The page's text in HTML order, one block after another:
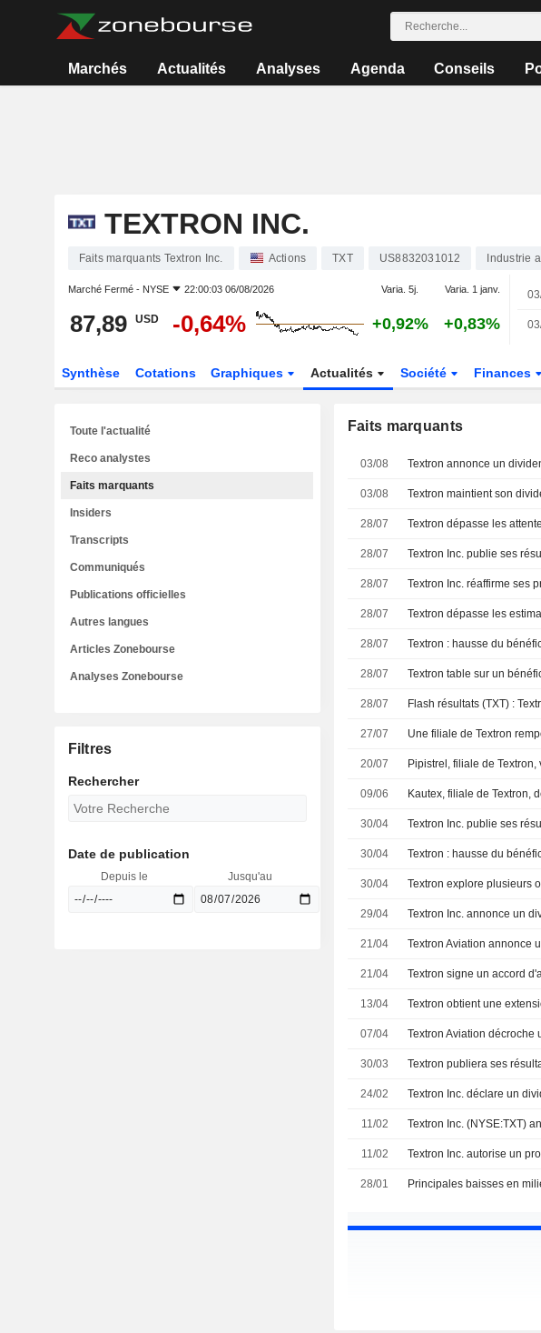
Marchés Actualités Analyses Agenda Conseils
TEXTRON INC.
Faits marquants Textron Inc. Actions TXT US8832031012 Industrie
Marché Fermé - NYSE 22:00:03 06/08/2026 Varia. 5j. Varia. 1 janv.
87,89 USD -0,64% +0,92% +0,83%
Synthèse Cotations Graphiques Actualités Société Finances
Faits marquants
03/08 Textron annonce un
03/08
28/07
28/07
28/07 Textron Inc. réaffirme ses
28/07
28/07
28/07
28/07
27/07
20/07 Pipistrel, filiale de
09/06
30/04 Textron Inc. publie ses
30/04
30/04 Textron explore plusieurs
29/04 Textron Inc. annonce un
21/04
21/04
13/04
07/04
30/03 Textron publiera ses
24/02 Textron Inc. déclare un
11/02
11/02 Textron Inc. autorise un
28/01 Principales baisses en
Toute l'actualité
Reco analystes
Faits marquants
Insiders
Transcripts
Communiqués
Publications officielles
Autres langues
Articles Zonebourse
Analyses Zonebourse
Filtres
Rechercher
Date de publication
Depuis le Jusqu'au